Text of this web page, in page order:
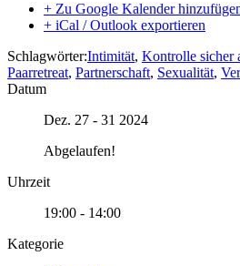
+ Zu Google Kalender
+ iCal / Outlook exportieren
Schlagwörter:Intimität, Kontrolle sicher
Paarretreat, Partnerschaft, Sexualität,
Datum
Dez. 27 - 31 2024
Abgelaufen!
Uhrzeit
19:00 - 14:00
Kategorie